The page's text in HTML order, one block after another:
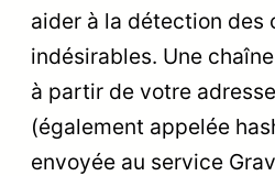
aider à la détection des
indésirables. Une
à partir de votre
(également appelée
envoyée au service